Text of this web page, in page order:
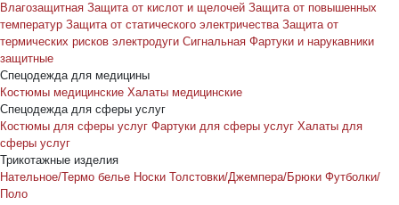
Влагозащитная Защита от кислот и щелочей Защита от повышенных
температур Защита от статического электричества Защита от
термических рисков электродуги Сигнальная Фартуки и нарукавники
защитные
Спецодежда для медицины
Костюмы медицинские Халаты медицинские
Спецодежда для сферы услуг
Костюмы для сферы услуг Фартуки для сферы услуг Халаты для
сферы услуг
Трикотажные изделия
Нательное/Термо белье Носки Толстовки/Джемпера/Брюки Футболки/
Поло